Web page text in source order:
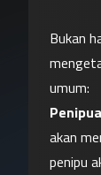
Bukan
akan
penipu